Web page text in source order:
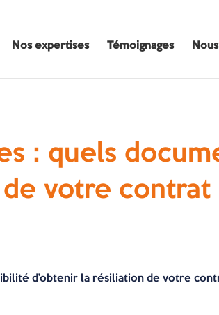
Nos expertises Témoignages
: quels
votre contrat
d’obtenir la résiliation de votre